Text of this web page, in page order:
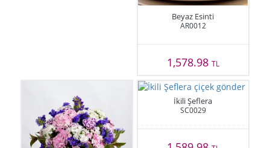
Beyaz Esinti
AR0012
1,578.98 TL
İkili Şeflera
SC0029